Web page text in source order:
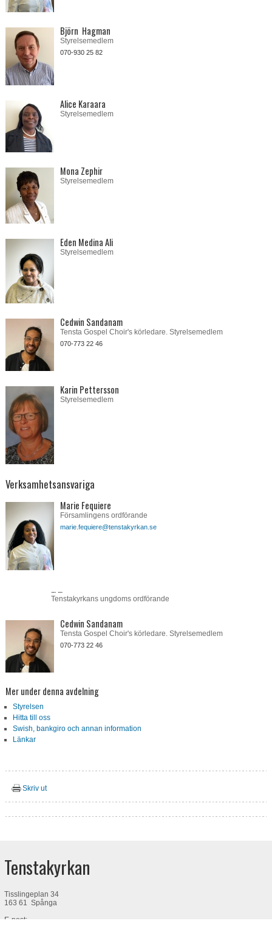
Björn Hagman
Styrelsemedlem
070-930 25 82
Alice Karaara
Styrelsemedlem
Mona Zephir
Styrelsemedlem
Eden Medina Ali
Styrelsemedlem
Cedwin Sandanam
Tensta Gospel Choir's körledare. Styrelsemedlem
070-773 22 46
Karin Pettersson
Styrelsemedlem
Verksamhetsansvariga
Marie Fequiere
Församlingens ordförande
marie.fequiere@tenstakyrkan.se
… …
Tenstakyrkans ungdoms ordförande
Cedwin Sandanam
Tensta Gospel Choir's körledare. Styrelsemedlem
070-773 22 46
Mer under denna avdelning
Styrelsen
Hitta till oss
Swish, bankgiro och annan information
Länkar
Skriv ut
Tenstakyrkan
Tisslingeplan 34
163 61 Spånga
E-post: